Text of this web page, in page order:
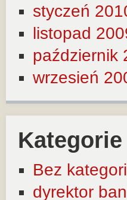
styczeń
listopad
październik
wrzesień
Kategorie
Bez
dyrektor